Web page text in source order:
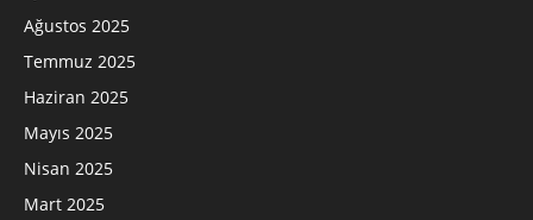
Ağustos 2025
Temmuz 2025
Haziran 2025
Mayıs 2025
Nisan 2025
Mart 2025